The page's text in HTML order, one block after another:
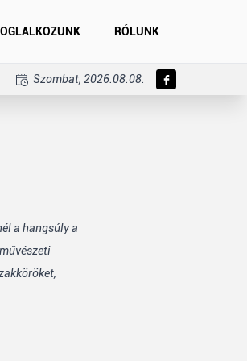
RÓLUNK
Szombat, 2026.08.08.
a hangsúly a